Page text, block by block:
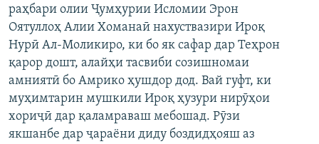
Ҳамаи сомонаҳои RFE/RL
раҳбари олии Ҷумҳурии Исломии Эрон
Оятуллоҳ Алии Хоманаӣ нахуствазири Ироқ
Нурӣ Ал-Моликиро, ки бо як сафар дар Теҳрон
қарор дошт, алайҳи тасвиби созишномаи
амниятӣ бо Амрико ҳушдор дод. Вай гуфт, ки
муҳимтарин мушкили Ироқ ҳузури нирӯҳои
хориҷӣ дар қаламраваш мебошад. Рӯзи
якшанбе дар ҷараёни диду боздидҳояш аз